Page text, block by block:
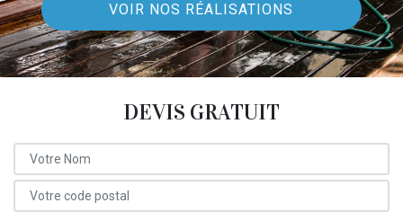
VOIR NOS RÉALISATIONS
DEVIS GRATUIT